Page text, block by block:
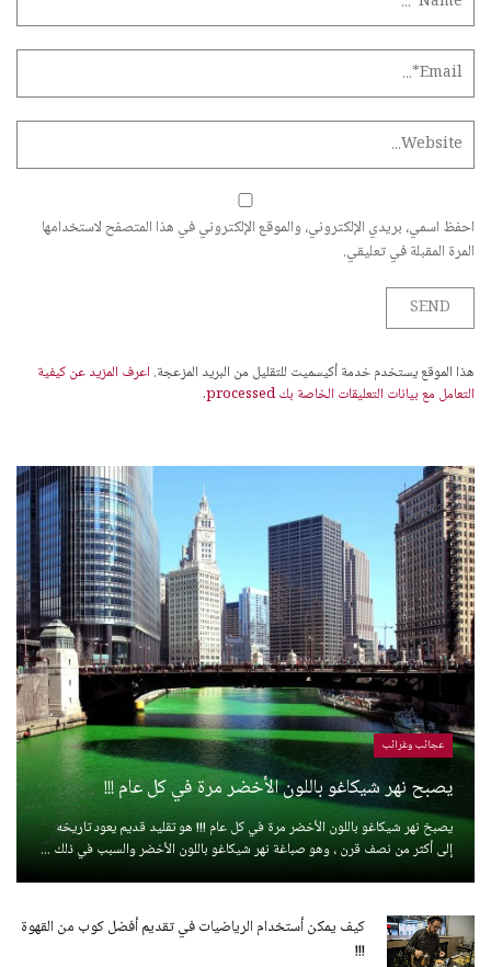
احفظ اسمي، بريدي الإلكتروني، والموقع الإلكتروني في هذا المتصفح لاستخدامها
المرة المقبلة في تعليقي.
هذا الموقع يستخدم خدمة أكيسميت للتقليل من البريد المزعجة.اعرف المزيد عن كيفية
التعامل مع بيانات التعليقات الخاصة بك processed
.
عجائب وغرائب
يصبح نهر شيكاغو باللون الأخضر مرة في كل عام !!!
يصبخ نهر شيكاغو باللون الأخضر مرة في كل عام !!! هو تقليد قديم يعود تاريخه
إلى أكثر من نصف قرن ، وهو صباغة نهر شيكاغو باللون الأخضر والسبب في ذلك ...
كيف يمكن أستخدام الرياضيات في تقديم أفضل كوب من القهوة
!!!